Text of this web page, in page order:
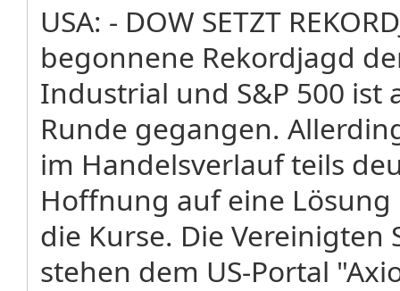
USA: - DOW SETZT
begonnene Rekordjagd
Industrial und S&P 500
Runde gegangen.
im Handelsverlauf teils
Hoffnung auf eine
die Kurse. Die
stehen dem US-Portal